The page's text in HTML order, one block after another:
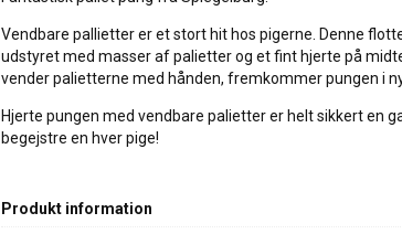
Vendbare pallietter er et stort hit hos pigerne. Denne
udstyret med masser af palietter og et fint hjerte på
vender palietterne med hånden, fremkommer pungen i
Hjerte pungen med vendbare palietter er helt sikkert en
begejstre en hver pige!
Produkt information